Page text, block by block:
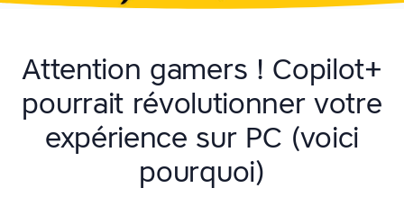
Attention gamers ! Copilot+
pourrait révolutionner votre
expérience sur PC (voici
pourquoi)